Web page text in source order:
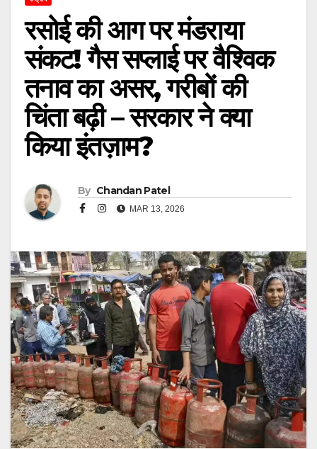
रसोई की आग पर मंडराया
संकट! गैस सप्लाई पर वैश्विक
तनाव का असर, गरीबों की
चिंता बढ़ी – सरकार ने क्या
किया इंतज़ाम?
By Chandan Patel
MAR 13, 2026